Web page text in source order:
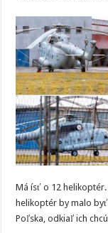
Má ísť o 12
helikoptér by malo
Poľska, odkiaľ ich